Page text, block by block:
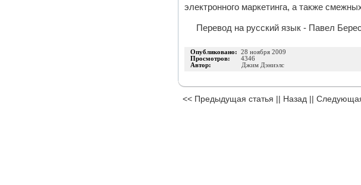
электронного маркетинга, а также
Перевод на русский язык - Павел
Опубликовано: 28 ноября 2009
Просмотров: 4346
Автор:
Джим Дэниэлс
<< Предыдущая статья || Назад ||